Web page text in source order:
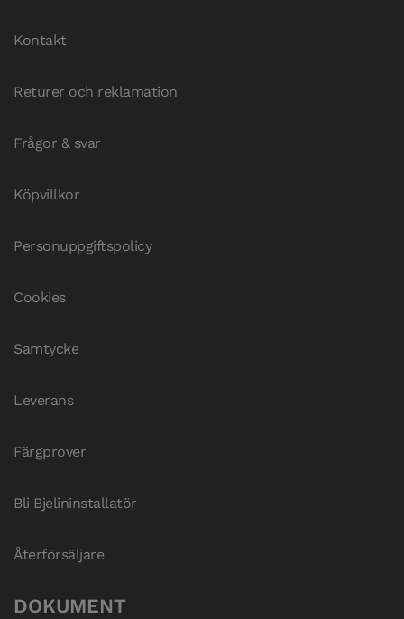
Kontakt
Returer och reklamation
Frågor & svar
Köpvillkor
Personuppgiftspolicy
Cookies
Samtycke
Leverans
Färgprover
Bli Bjelininstallatör
Återförsäljare
DOKUMENT